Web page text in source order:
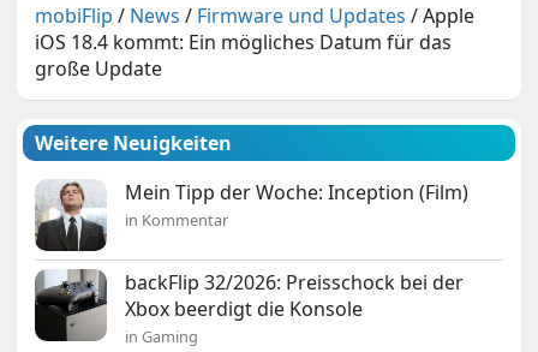
mobiFlip / News / Firmware und Updates /Apple
iOS 18.4 kommt: Ein mögliches Datum für das
große Update
Weitere Neuigkeiten
Mein Tipp der Woche: Inception (Film)
in Kommentar
backFlip 32/2026: Preisschock bei der
Xbox beerdigt die Konsole
in Gaming